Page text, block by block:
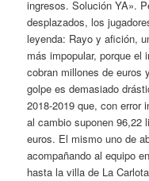
ingresos. Solución YA».
desplazados, los
leyenda: Rayo y afición,
más impopular, porque el
cobran millones de euros
golpe es demasiado
2018-2019 que, con error
al cambio suponen 96,22
euros. El mismo uno de
acompañando al equipo
hasta la villa de La